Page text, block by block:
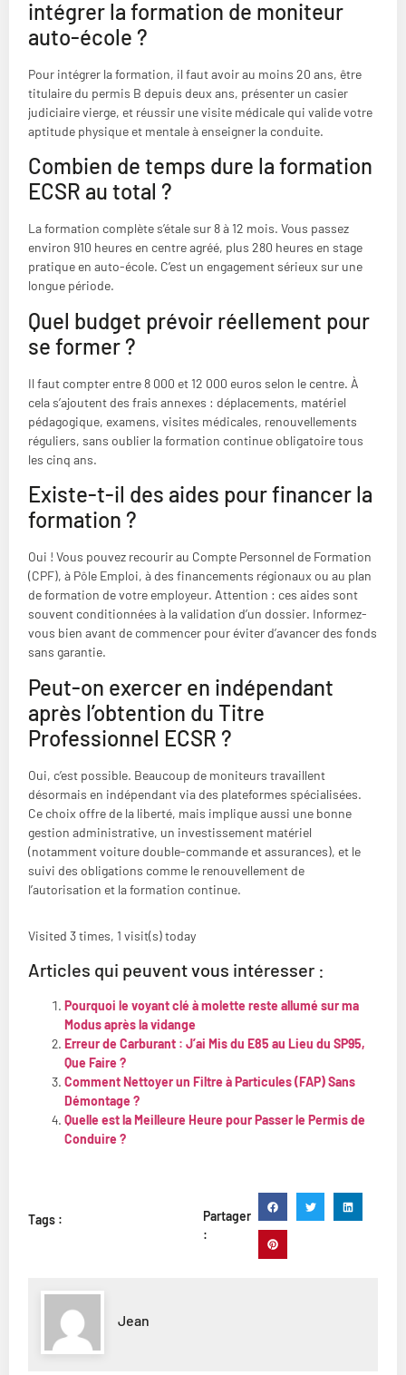
intégrer la formation de moniteur
auto-école ?
Pour intégrer la formation, il faut avoir au moins 20 ans, être
titulaire du permis B depuis deux ans, présenter un casier
judiciaire vierge, et réussir une visite médicale qui valide votre
aptitude physique et mentale à enseigner la conduite.
Combien de temps dure la formation
ECSR au total ?
La formation complète s’étale sur 8 à 12 mois. Vous passez
environ 910 heures en centre agréé, plus 280 heures en stage
pratique en auto-école. C’est un engagement sérieux sur une
longue période.
Quel budget prévoir réellement pour
se former ?
Il faut compter entre 8 000 et 12 000 euros selon le centre. À
cela s’ajoutent des frais annexes : déplacements, matériel
pédagogique, examens, visites médicales, renouvellements
réguliers, sans oublier la formation continue obligatoire tous
les cinq ans.
Existe-t-il des aides pour financer la
formation ?
Oui ! Vous pouvez recourir au Compte Personnel de Formation
(CPF), à Pôle Emploi, à des financements régionaux ou au plan
de formation de votre employeur. Attention : ces aides sont
souvent conditionnées à la validation d’un dossier. Informez-
vous bien avant de commencer pour éviter d’avancer des fonds
sans garantie.
Peut-on exercer en indépendant
après l’obtention du Titre
Professionnel ECSR ?
Oui, c’est possible. Beaucoup de moniteurs travaillent
désormais en indépendant via des plateformes spécialisées.
Ce choix offre de la liberté, mais implique aussi une bonne
gestion administrative, un investissement matériel
(notamment voiture double-commande et assurances), et le
suivi des obligations comme le renouvellement de
l’autorisation et la formation continue.
Visited 3 times, 1 visit(s) today
Articles qui peuvent vous intéresser :
Pourquoi le voyant clé à molette reste allumé sur ma
Modus après la vidange
Erreur de Carburant : J’ai Mis du E85 au Lieu du SP95,
Que Faire ?
Comment Nettoyer un Filtre à Particules (FAP) Sans
Démontage ?
Quelle est la Meilleure Heure pour Passer le Permis de
Conduire ?
Tags :
Partager
:
Jean